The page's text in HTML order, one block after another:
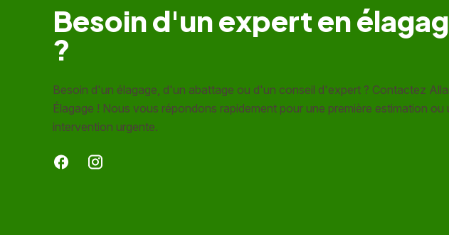
Besoin d'un expert en
?
Besoin d'un élagage, d'un abattage ou d'un conseil d'expert ? Contactez
Élagage ! Nous vous répondons rapidement pour une première estimation ou
intervention urgente.